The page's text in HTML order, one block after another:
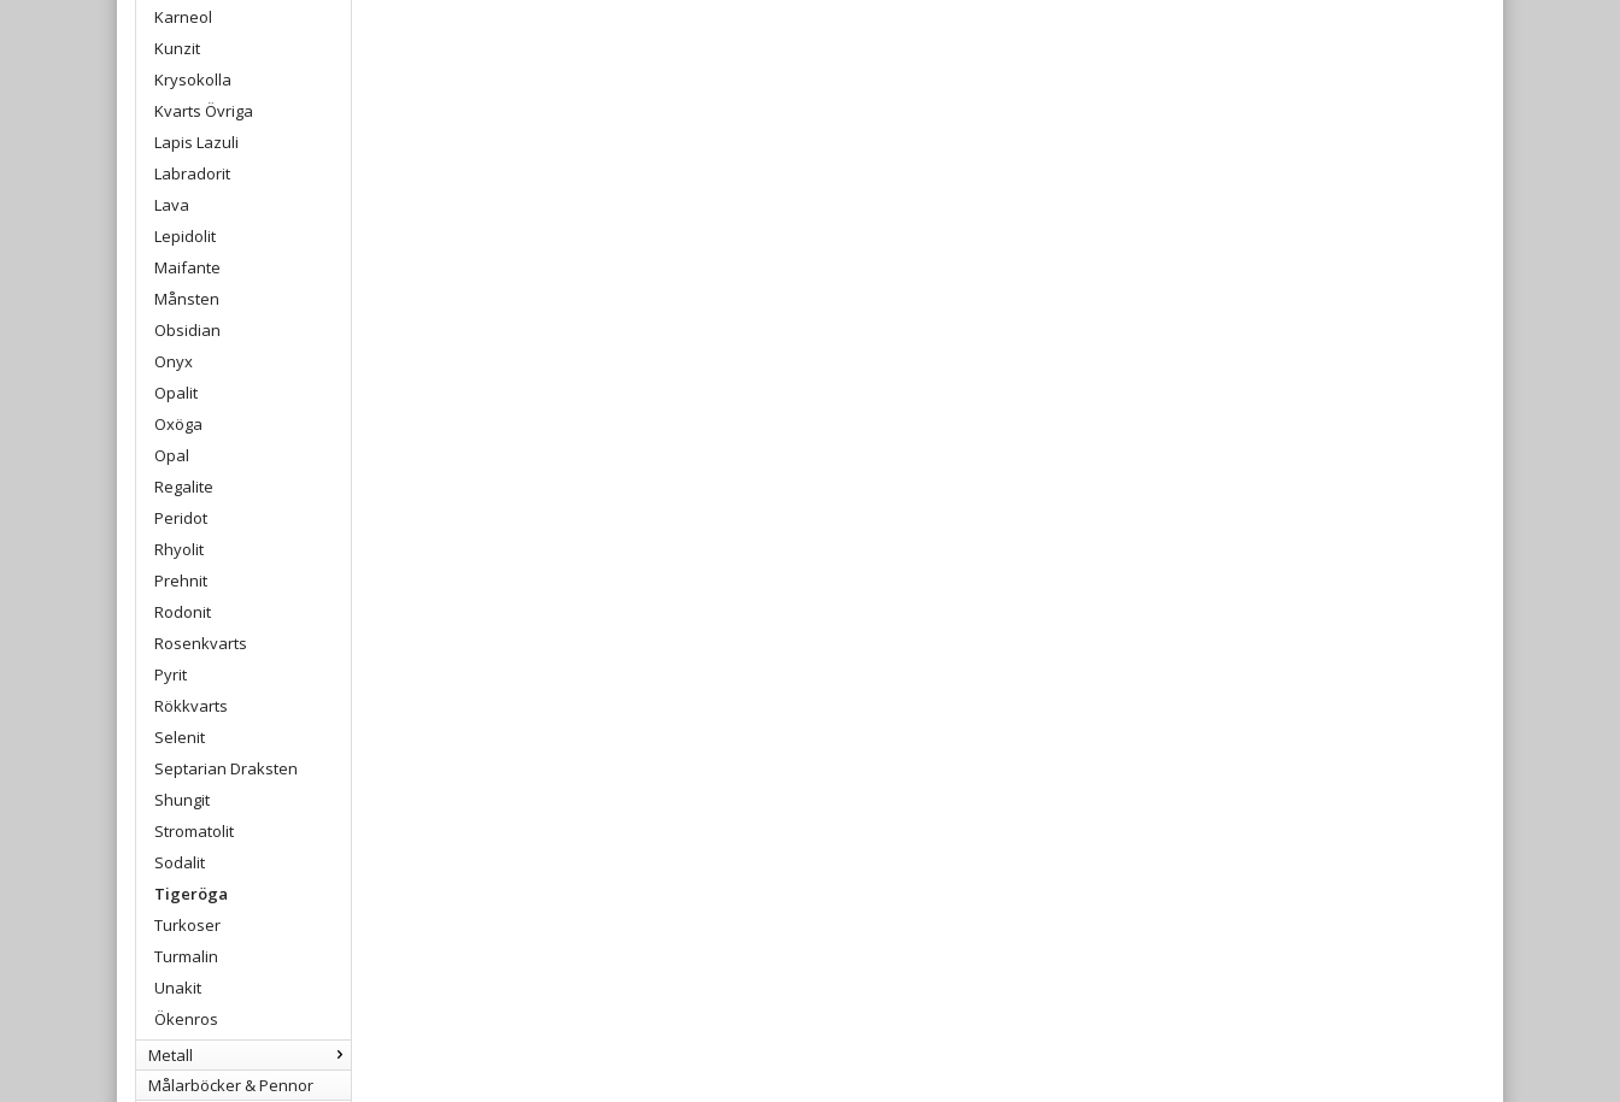
Karneol
Kunzit
Krysokolla
Kvarts Övriga
Lapis Lazuli
Labradorit
Lava
Lepidolit
Maifante
Månsten
Obsidian
Onyx
Opalit
Oxöga
Opal
Regalite
Peridot
Rhyolit
Prehnit
Rodonit
Rosenkvarts
Pyrit
Rökkvarts
Selenit
Septarian Draksten
Shungit
Stromatolit
Sodalit
Tigeröga
Turkoser
Turmalin
Unakit
Ökenros
Metall
Målarböcker & Pennor